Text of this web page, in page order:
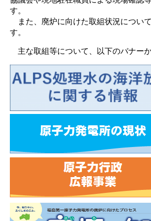
す。
また、廃炉に向けた取組状況につい
す。
主な取組等について、以下のバナーか